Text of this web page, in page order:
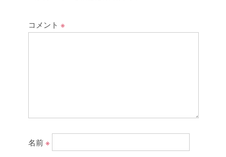
コメント ※
名前※